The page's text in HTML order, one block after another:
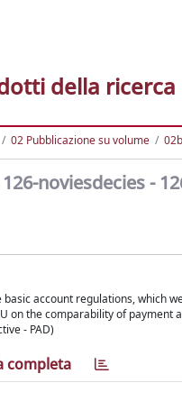
della ricerca
02 Pubblicazione su volume
noviesdecies -
account regulations, which
on the comparability of payment
- PAD)
completa